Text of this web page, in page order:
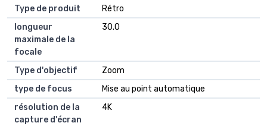
Type de produit
Rétro
longueur
maximale de la
focale
30.0
Type d'objectif
Zoom
type de focus
Mise au point automatique
résolution de la
capture d'écran
4K